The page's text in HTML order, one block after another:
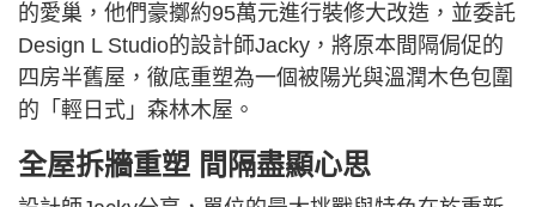
的愛巢，他們豪擲約95萬元進行裝修大改造，並委託
Design L Studio的設計師Jacky，將原本間隔侷促的
四房半舊屋，徹底重塑為一個被陽光與溫潤木色包圍
的「輕日式」森林木屋。
全屋拆牆重塑 間隔盡顯心思